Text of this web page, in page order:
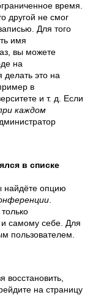
время.
другой не смог
Для того
имя
вы можете
на
это на
в
и т. д. Если
каждом
в списке
найдёте опцию
самому себе. Для
пользователем.
восстановить,
на страницу